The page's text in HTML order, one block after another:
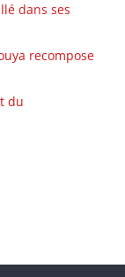
dans ses
recompose
du